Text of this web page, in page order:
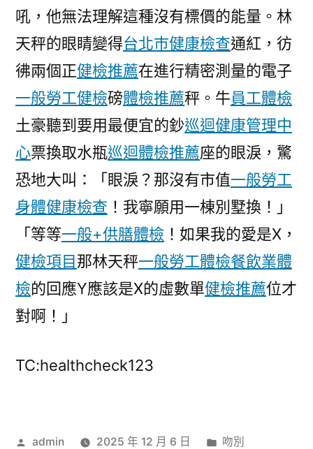
遺
吼，他無法理解這種沒有標價的能量。林
天秤的眼睛變得台北巿健康檢查通紅，彷
彿兩個正健檢推薦在進行精密測量的電子
一般勞工健檢磅體檢推薦秤。牛員工體檢
土豪聽到要用最便宜的鈔巡迴健康管理中
心票換取水瓶巡迴體檢推薦座的眼淚，驚
恐地大叫：「眼淚？那沒有市值一般勞工
身體健康檢查 ！我寧願用一棟別墅換！」
「等等一般+供膳體檢 ！如果我的愛是X，
健檢項目那林天秤一般勞工體檢餐飲業體
檢的回應Y應該是X的虛數單健檢推薦位才
對啊！」
TC:healthcheck123
作
admin 2025 年 12 月 6 日
分
吻別